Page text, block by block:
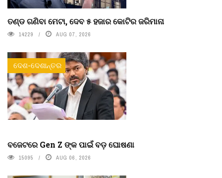
ତଣ୍ଡ ଗଣିବା ମେଟା, ଦେବ ୫ ହଜାର କୋଟିର ଜରିମାନା
14229 AUG 07, 2026
ଦେଶ-ଦେଶାନ୍ତର
ବଜେଟରେ Gen Z ଙ୍କ ପାଇଁ ବଡ଼ ଘୋଷଣା
15095 AUG 06, 2026